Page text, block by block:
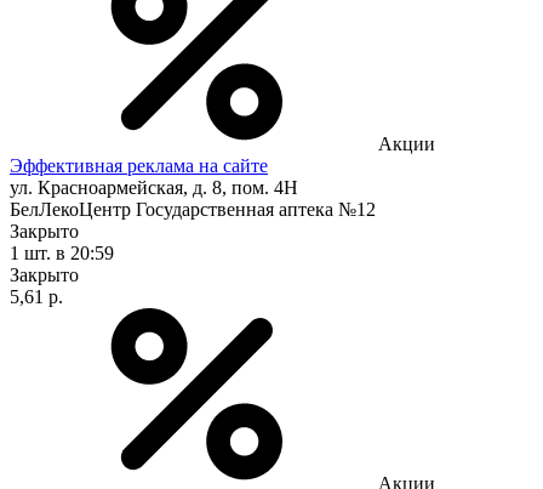
Акции
Эффективная реклама на сайте
ул. Красноармейская, д. 8, пом. 4Н
БелЛекоЦентр Государственная аптека №12
Закрыто
1 шт. в 20:59
Закрыто
5,61 р.
Акции